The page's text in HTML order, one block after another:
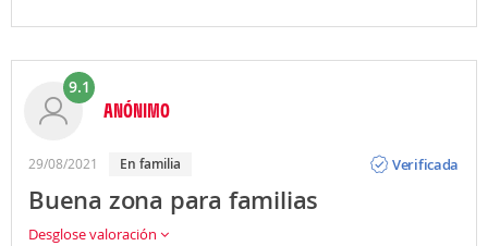
9.1
ANÓNIMO
29/08/2021 En familia
Verificada
Buena zona para familias
Desglose valoración